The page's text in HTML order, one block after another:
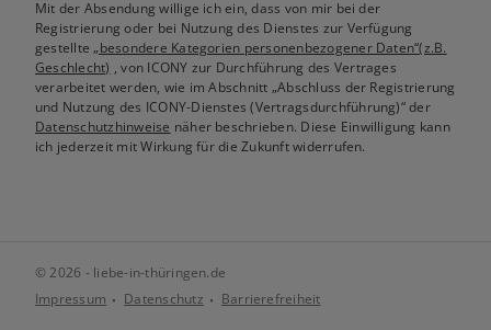
Mit der Absendung willige ich ein, dass von mir bei der
Registrierung oder bei Nutzung des Dienstes zur Verfügung
gestellte„besondere Kategorien personenbezogener Daten“(z.B.
Geschlecht) , von ICONY zur Durchführung des Vertrages
verarbeitet werden, wie im Abschnitt „Abschluss der Registrierung
und Nutzung des ICONY-Dienstes (Vertragsdurchführung)“ der
Datenschutzhinweise näher beschrieben. Diese Einwilligung kann
ich jederzeit mit Wirkung für die Zukunft widerrufen.
© 2026 - liebe-in-thüringen.de
Impressum
Datenschutz Barrierefreiheit